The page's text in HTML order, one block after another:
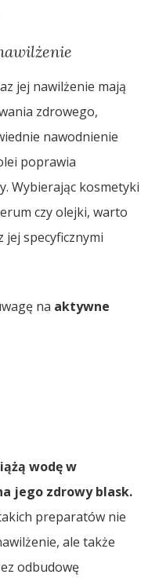
jej nawilżenie mają
zdrowego,
nawodnienie
poprawia
Wybierając kosmetyki
czy olejki, warto
jej specyficznymi
na aktywne
wodę w
jego zdrowy blask.
preparatów nie
ale także
odbudowę